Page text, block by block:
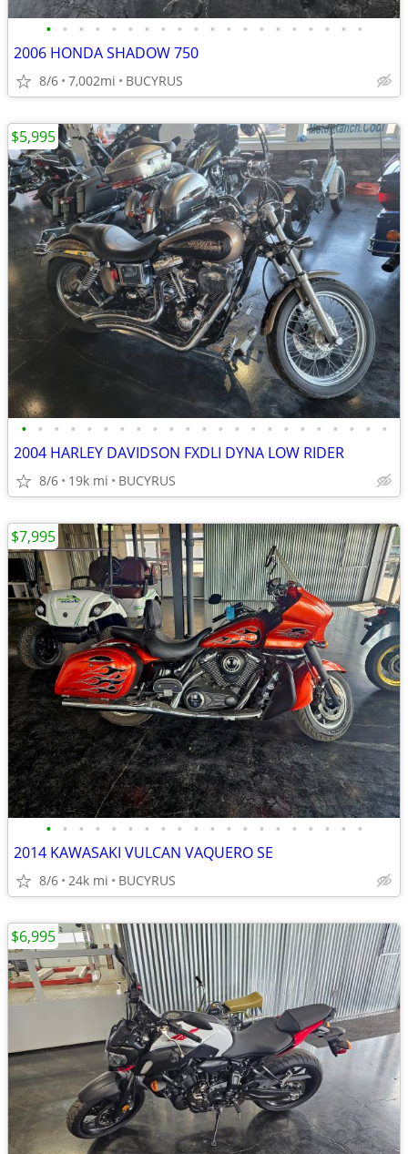
• • • • • • • • • • • • • • • • • • • •
2006 HONDA SHADOW 750
8/6 7,002mi BUCYRUS
• • • • • • • • • • • • • • • • • • • • • • •
2004 HARLEY DAVIDSON FXDLI DYNA LOW RIDER
8/6 19k mi BUCYRUS
$5,995
• • • • • • • • • • • • • • • • • • • •
2014 KAWASAKI VULCAN VAQUERO SE
8/6 24k mi BUCYRUS
$7,995
$6,995